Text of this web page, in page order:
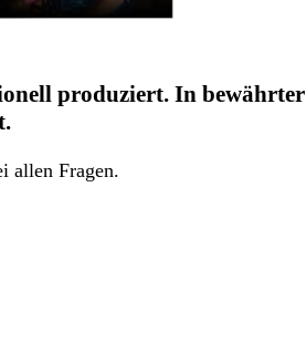
produziert. In bewährter
allen Fragen.